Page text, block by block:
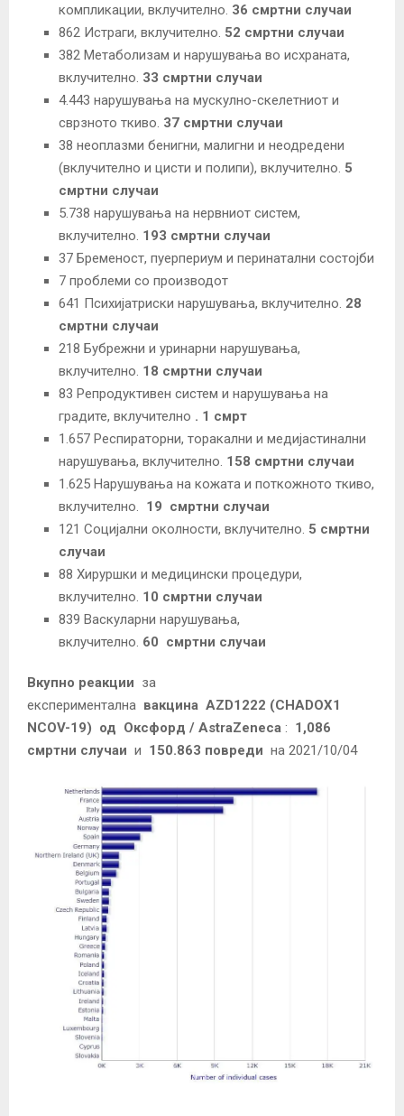
компликации, вклучително. 36 смртни случаи
862 Истраги, вклучително. 52 смртни случаи
382 Метаболизам и нарушувања во исхраната,
вклучително. 33 смртни случаи
4.443 нарушувања на мускулно-скелетниот и
сврзното ткиво. 37 смртни случаи
38 неоплазми бенигни, малигни и неодредени
(вклучително и цисти и полипи), вклучително. 5
смртни случаи
5.738 нарушувања на нервниот систем,
вклучително. 193 смртни случаи
37 Бременост, пуерпериум и перинатални состојби
7 проблеми со производот
641 Психијатриски нарушувања, вклучително. 28
смртни случаи
218 Бубрежни и уринарни нарушувања,
вклучително. 18 смртни случаи
83 Репродуктивен систем и нарушувања на
градите, вклучително . 1 смрт
1.657 Респираторни, торакални и медијастинални
нарушувања, вклучително. 158 смртни случаи
1.625 Нарушувања на кожата и поткожното ткиво,
вклучително. 19 смртни случаи
121 Социјални околности, вклучително. 5 смртни
случаи
88 Хируршки и медицински процедури,
вклучително. 10 смртни случаи
839 Васкуларни нарушувања,
вклучително. 60 смртни случаи
Вкупно реакции за
експериментална вакцина AZD1222 (CHADOX1
NCOV-19) од Оксфорд / AstraZeneca : 1,086
смртни случаи и 150.863 повреди на 2021/10/04